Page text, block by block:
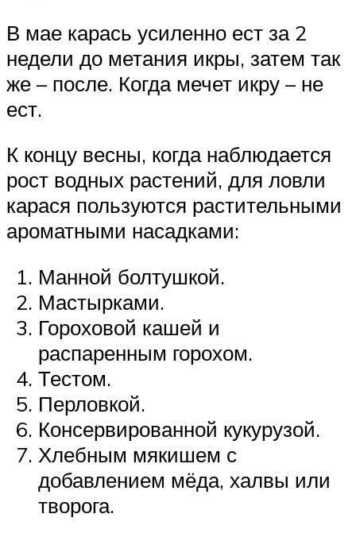
В мае карась усиленно ест за 2
недели до метания икры, затем так
же – после. Когда мечет икру – не
ест.
К концу весны, когда наблюдается
рост водных растений, для ловли
карася пользуются растительными
ароматными насадками:
Манной болтушкой.
Мастырками.
Гороховой кашей и
распаренным горохом.
Тестом.
Перловкой.
Консервированной кукурузой.
Хлебным мякишем с
добавлением мёда, халвы или
творога.